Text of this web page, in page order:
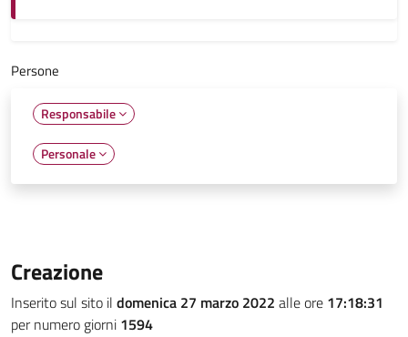
Persone
Responsabile
Personale
Creazione
Inserito sul sito il domenica 27 marzo 2022 alle ore 17:18:31
per numero giorni 1594